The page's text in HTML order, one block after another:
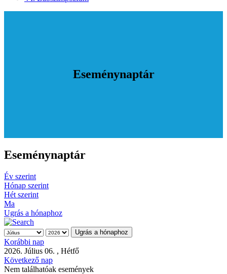
Eseménynaptár
Eseménynaptár
Év szerint
Hónap szerint
Hét szerint
Ma
Ugrás a hónaphoz
Ugrás a hónaphoz
Korábbi nap
2026. Július 06. , Hétfő
Következő nap
Nem találhatóak események